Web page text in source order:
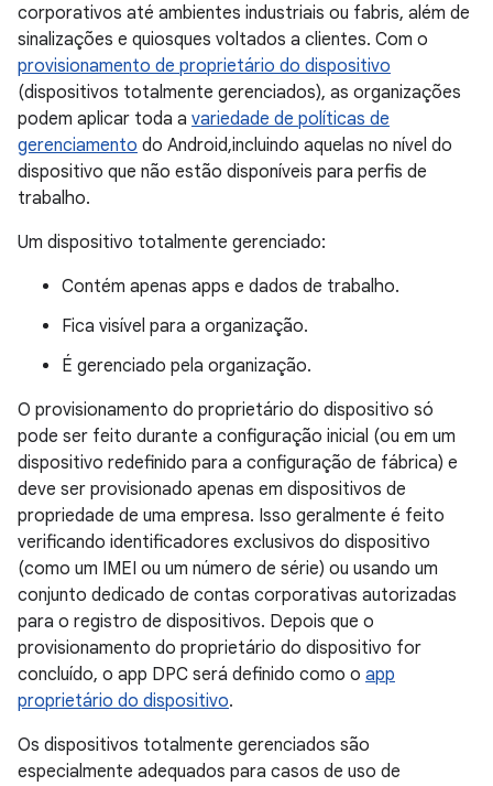
corporativos até ambientes industriais ou fabris, além de
sinalizações e quiosques voltados a clientes. Com o
provisionamento de proprietário do dispositivo
(dispositivos totalmente gerenciados), as organizações
podem aplicar toda a variedade de políticas de
gerenciamento do Android,incluindo aquelas no nível do
dispositivo que não estão disponíveis para perfis de
trabalho.
Um dispositivo totalmente gerenciado:
Contém apenas apps e dados de trabalho.
Fica visível para a organização.
É gerenciado pela organização.
O provisionamento do proprietário do dispositivo só
pode ser feito durante a configuração inicial (ou em um
dispositivo redefinido para a configuração de fábrica) e
deve ser provisionado apenas em dispositivos de
propriedade de uma empresa. Isso geralmente é feito
verificando identificadores exclusivos do dispositivo
(como um IMEI ou um número de série) ou usando um
conjunto dedicado de contas corporativas autorizadas
para o registro de dispositivos. Depois que o
provisionamento do proprietário do dispositivo for
concluído, o app DPC será definido como o app
proprietário do dispositivo.
Os dispositivos totalmente gerenciados são
especialmente adequados para casos de uso de